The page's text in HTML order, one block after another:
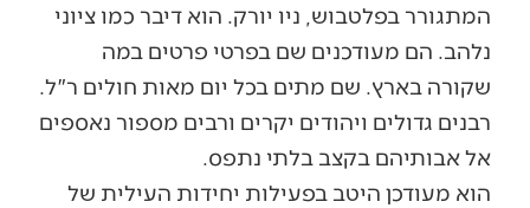
המתגורר בפלטבוש, ניו יורק. הוא דיבר כמו ציוני
נלהב. הם מעודכנים שם בפרטי פרטים במה
שקורה בארץ. שם מתים בכל יום מאות חולים ר"ל.
רבנים גדולים ויהודים יקרים ורבים מספור נאספים
אל אבותיהם בקצב בלתי נתפס.
הוא מעודכן היטב בפעילות יחידות העילית של